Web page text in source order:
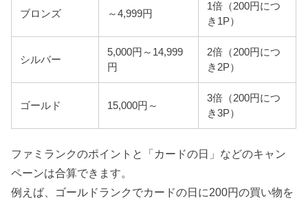
ブロンズ ～4,999円
1倍（200円につ
き1P）
シルバー
5,000円～14,999
円
2倍（200円につ
き2P）
ゴールド 15,000円～
3倍（200円につ
き3P）
ファミランクのポイントと「カードの日」などのキャン
ペーンは合算できます。
例えば、ゴールドランクでカードの日に200円の買い物を